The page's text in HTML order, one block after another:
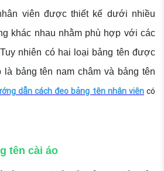
viên được thiết kế dưới nhiều
khác nhau nhằm phù hợp với các
nhiên có hai loại bảng tên được
bảng tên nam châm và bảng tên
dẫn cách đeo bảng tên nhân viên có
tên cài áo